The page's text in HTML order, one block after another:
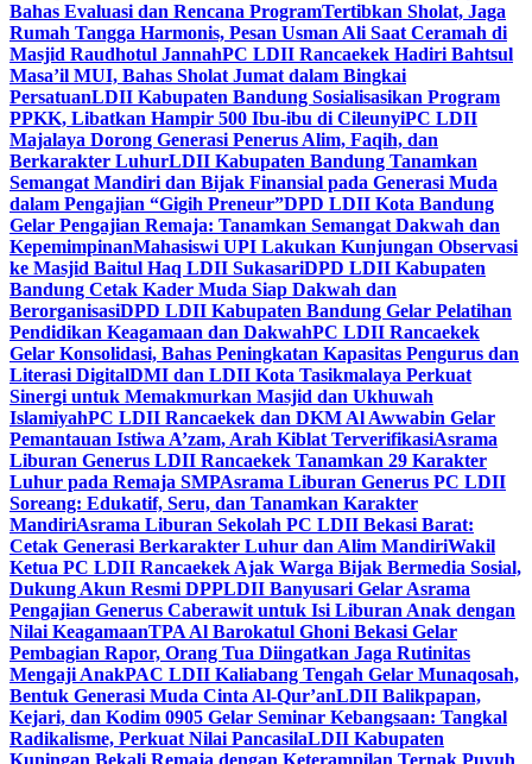
Bahas Evaluasi dan Rencana ProgramTertibkan Sholat, Jaga
Rumah Tangga Harmonis, Pesan Usman Ali Saat Ceramah di
Masjid Raudhotul JannahPC LDII Rancaekek Hadiri Bahtsul
Masa’il MUI, Bahas Sholat Jumat dalam Bingkai
PersatuanLDII Kabupaten Bandung Sosialisasikan Program
PPKK, Libatkan Hampir 500 Ibu-ibu di CileunyiPC LDII
Majalaya Dorong Generasi Penerus Alim, Faqih, dan
Berkarakter LuhurLDII Kabupaten Bandung Tanamkan
Semangat Mandiri dan Bijak Finansial pada Generasi Muda
dalam Pengajian “Gigih Preneur”DPD LDII Kota Bandung
Gelar Pengajian Remaja: Tanamkan Semangat Dakwah dan
KepemimpinanMahasiswi UPI Lakukan Kunjungan Observasi
ke Masjid Baitul Haq LDII SukasariDPD LDII Kabupaten
Bandung Cetak Kader Muda Siap Dakwah dan
BerorganisasiDPD LDII Kabupaten Bandung Gelar Pelatihan
Pendidikan Keagamaan dan DakwahPC LDII Rancaekek
Gelar Konsolidasi, Bahas Peningkatan Kapasitas Pengurus dan
Literasi DigitalDMI dan LDII Kota Tasikmalaya Perkuat
Sinergi untuk Memakmurkan Masjid dan Ukhuwah
IslamiyahPC LDII Rancaekek dan DKM Al Awwabin Gelar
Pemantauan Istiwa A’zam, Arah Kiblat TerverifikasiAsrama
Liburan Generus LDII Rancaekek Tanamkan 29 Karakter
Luhur pada Remaja SMPAsrama Liburan Generus PC LDII
Soreang: Edukatif, Seru, dan Tanamkan Karakter
MandiriAsrama Liburan Sekolah PC LDII Bekasi Barat:
Cetak Generasi Berkarakter Luhur dan Alim MandiriWakil
Ketua PC LDII Rancaekek Ajak Warga Bijak Bermedia Sosial,
Dukung Akun Resmi DPPLDII Banyusari Gelar Asrama
Pengajian Generus Caberawit untuk Isi Liburan Anak dengan
Nilai KeagamaanTPA Al Barokatul Ghoni Bekasi Gelar
Pembagian Rapor, Orang Tua Diingatkan Jaga Rutinitas
Mengaji AnakPAC LDII Kaliabang Tengah Gelar Munaqosah,
Bentuk Generasi Muda Cinta Al-Qur’anLDII Balikpapan,
Kejari, dan Kodim 0905 Gelar Seminar Kebangsaan: Tangkal
Radikalisme, Perkuat Nilai PancasilaLDII Kabupaten